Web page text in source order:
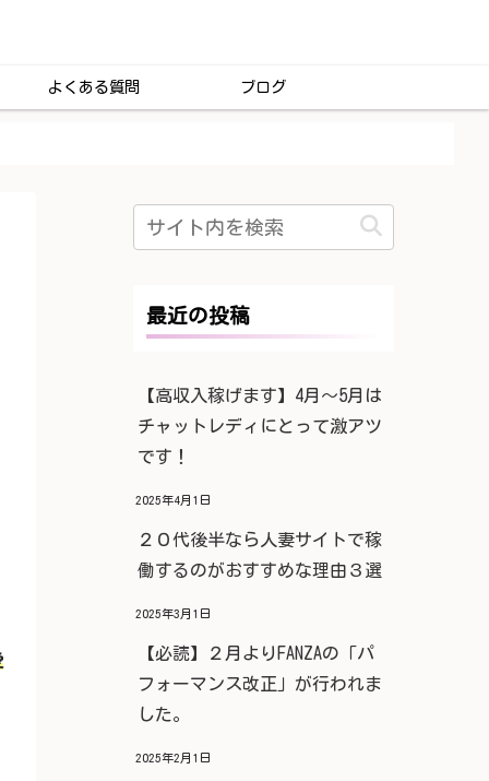
よくある質問 ブログ
最近の投稿
【高収入稼げます】4月〜5月は
チャットレディにとって激アツ
です！
2025年4月1日
２０代後半なら人妻サイトで稼
働するのがおすすめな理由３選
2025年3月1日
【必読】２月よりFANZAの「パ
フォーマンス改正」が行われま
した。
2025年2月1日